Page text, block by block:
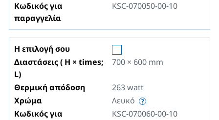
Κωδικός για
παραγγελία
KSC-070050-00-10
Η επιλογή σου
Διαστάσεις ( H × times;
L)
700 × 600 mm
Θερμική απόδοση 263watt
Χρώμα
Λευκό
Κωδικός για
KSC-070060-00-10